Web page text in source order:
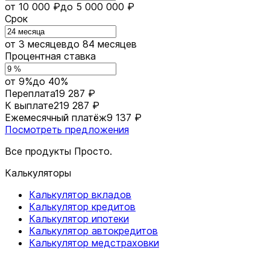
от 10 000 ₽до 5 000 000 ₽
Срок
от 3 месяцевдо 84 месяцев
Процентная ставка
от 9%до 40%
Переплата19 287 ₽
К выплате219 287 ₽
Ежемесячный платёж9 137 ₽
Посмотреть предложения
Все продукты Просто.
Калькуляторы
Калькулятор вкладов
Калькулятор кредитов
Калькулятор ипотеки
Калькулятор автокредитов
Калькулятор медстраховки